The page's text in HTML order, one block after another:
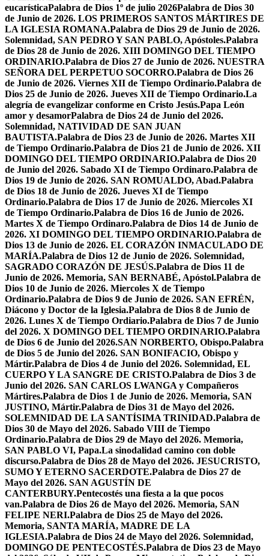
eucarísticaPalabra de Dios 1º de julio 2026Palabra de Dios 30
de Junio de 2026. LOS PRIMEROS SANTOS MÁRTIRES DE
LA IGLESIA ROMANA.Palabra de Dios 29 de Junio de 2026.
Solemnidad, SAN PEDRO Y SAN PABLO, Apóstoles.Palabra
de Dios 28 de Junio de 2026. XIII DOMINGO DEL TIEMPO
ORDINARIO.Palabra de Dios 27 de Junio de 2026. NUESTRA
SEÑORA DEL PERPETUO SOCORRO.Palabra de Dios 26
de Junio de 2026. Viernes XII de Tiempo Ordinario.Palabra de
Dios 25 de Junio de 2026. Jueves XII de Tiempo Ordinario.La
alegría de evangelizar conforme en Cristo Jesús.Papa León
amor y desamorPalabra de Dios 24 de Junio del 2026.
Solemnidad, NATIVIDAD DE SAN JUAN
BAUTISTA.Palabra de Dios 23 de Junio de 2026. Martes XII
de Tiempo Ordinario.Palabra de Dios 21 de Junio de 2026. XII
DOMINGO DEL TIEMPO ORDINARIO.Palabra de Dios 20
de Junio del 2026. Sabado XI de Tiempo Ordinaro.Palabra de
Dios 19 de Junio de 2026. SAN ROMUALDO, Abad.Palabra
de Dios 18 de Junio de 2026. Jueves XI de Tiempo
Ordinario.Palabra de Dios 17 de Junio de 2026. Miercoles XI
de Tiempo Ordinario.Palabra de Dios 16 de Junio de 2026.
Martes X de Tiempo Ordinaro.Palabra de Dios 14 de Junio de
2026. XI DOMINGO DEL TIEMPO ORDINARIO.Palabra de
Dios 13 de Junio de 2026. EL CORAZÓN INMACULADO DE
MARÍA.Palabra de Dios 12 de Junio de 2026. Solemnidad,
SAGRADO CORAZÓN DE JESÚS.Palabra de Dios 11 de
Junio de 2026. Memoria, SAN BERNABÉ, Apóstol.Palabra de
Dios 10 de Junio de 2026. Miercoles X de Tiempo
Ordinario.Palabra de Dios 9 de Junio de 2026. SAN EFRÉN,
Diácono y Doctor de la Iglesia.Palabra de Dios 8 de Junio de
2026. Lunes X de Tiempo Ordiario.Palabra de Dios 7 de Junio
del 2026. X DOMINGO DEL TIEMPO ORDINARIO.Palabra
de Dios 6 de Junio del 2026.SAN NORBERTO, Obispo.Palabra
de Dios 5 de Junio del 2026. SAN BONIFACIO, Obispo y
Mártir.Palabra de Dios 4 de Junio del 2026. Solemnidad, EL
CUERPO Y LA SANGRE DE CRISTO.Palabra de Dios 3 de
Junio del 2026. SAN CARLOS LWANGA y Compañeros
Mártires.Palabra de Dios 1 de Junio de 2026. Memoria, SAN
JUSTINO, Mártir.Palabra de Dios 31 de Mayo del 2026.
SOLEMNIDAD DE LA SANTÍSIMA TRINIDAD.Palabra de
Dios 30 de Mayo del 2026. Sabado VIII de Tiempo
Ordinario.Palabra de Dios 29 de Mayo del 2026. Memoria,
SAN PABLO VI, Papa.La sinodalidad camino con doble
discurso.Palabra de Dios 28 de Mayo del 2026. JESUCRISTO,
SUMO Y ETERNO SACERDOTE.Palabra de Dios 27 de
Mayo del 2026. SAN AGUSTÍN DE
CANTERBURY.Pentecostés una fiesta a la que pocos
van.Palabra de Dios 26 de Mayo del 2026. Memoria, SAN
FELIPE NERI.Palabra de Dios 25 de Mayo del 2026.
Memoria, SANTA MARÍA, MADRE DE LA
IGLESIA.Palabra de Dios 24 de Mayo del 2026. Solemnidad,
DOMINGO DE PENTECOSTÉS.Palabra de Dios 23 de Mayo